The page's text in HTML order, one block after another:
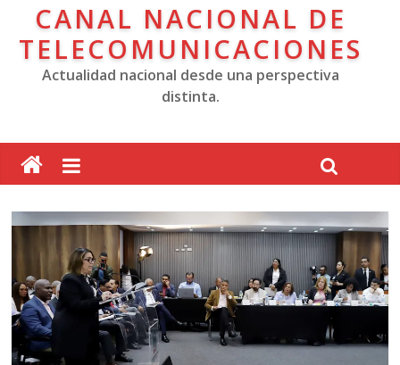
CANAL NACIONAL DE
TELECOMUNICACIONES
Actualidad nacional desde una perspectiva
distinta.